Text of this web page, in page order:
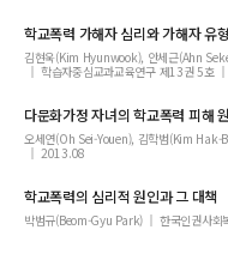
학교폭력 가해자 심리와 가해자 유
김현욱(Kim Hyunwook), 안세근(Ahn
학습자중심교과교육연구 제13권 5호
다문화가정 자녀의학교폭력 피해
오세연(Oh Sei-Youen), 김학범(Kim Hak-
2013.08
학교폭력의 심리적 원인과 그 대책
박범규(Beom-Gyu Park) 한국인권사회